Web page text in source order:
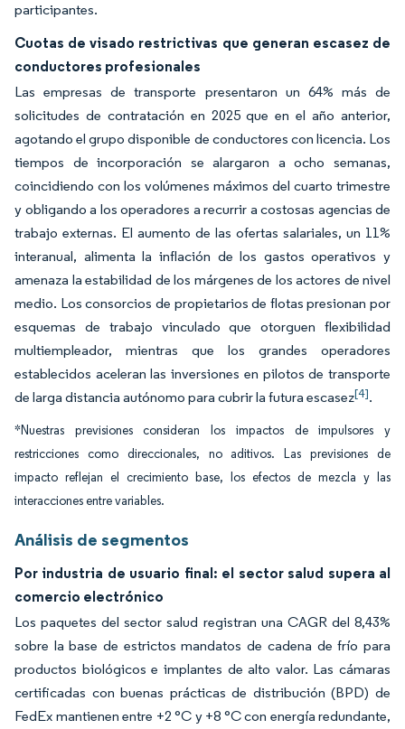
participantes.
Cuotas de visado restrictivas que generan escasez de
conductores profesionales
Las empresas de transporte presentaron un 64% más de
solicitudes de contratación en 2025 que en el año anterior,
agotando el grupo disponible de conductores con licencia. Los
tiempos de incorporación se alargaron a ocho semanas,
coincidiendo con los volúmenes máximos del cuarto trimestre
y obligando a los operadores a recurrir a costosas agencias de
trabajo externas. El aumento de las ofertas salariales, un 11%
interanual, alimenta la inflación de los gastos operativos y
amenaza la estabilidad de los márgenes de los actores de nivel
medio. Los consorcios de propietarios de flotas presionan por
esquemas de trabajo vinculado que otorguen flexibilidad
multiempleador, mientras que los grandes operadores
establecidos aceleran las inversiones en pilotos de transporte
de larga distancia autónomo para cubrir la futura escasez[4].
*Nuestras previsiones consideran los impactos de impulsores y
restricciones como direccionales, no aditivos. Las previsiones de
impacto reflejan el crecimiento base, los efectos de mezcla y las
interacciones entre variables.
Análisis de segmentos
Por industria de usuario final: el sector salud supera al
comercio electrónico
Los paquetes del sector salud registran una CAGR del 8,43%
sobre la base de estrictos mandatos de cadena de frío para
productos biológicos e implantes de alto valor. Las cámaras
certificadas con buenas prácticas de distribución (BPD) de
FedEx mantienen entre +2 °C y +8 °C con energía redundante,